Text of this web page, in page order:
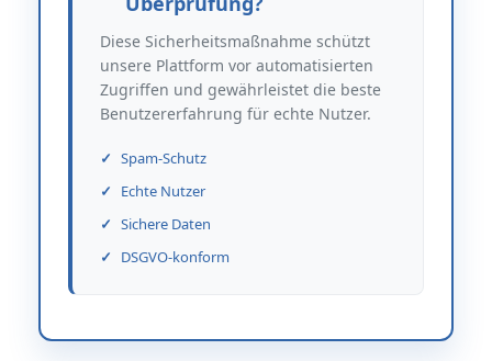
Diese Sicherheitsmaßnahme schützt
unsere Plattform vor automatisierten
Zugriffen und gewährleistet die beste
Benutzererfahrung für echte Nutzer.
Spam-Schutz
Echte Nutzer
Sichere Daten
DSGVO-konform